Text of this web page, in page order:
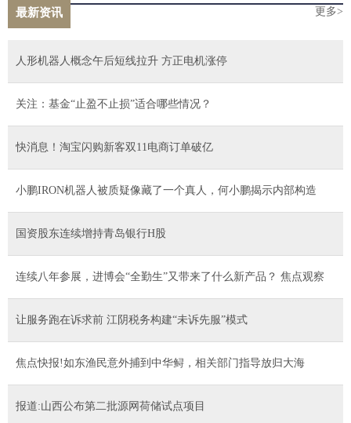
最新资讯 更多>
人形机器人概念午后短线拉升 方正电机涨停
关注：基金“止盈不止损”适合哪些情况？
快消息！淘宝闪购新客双11电商订单破亿
小鹏IRON机器人被质疑像藏了一个真人，何小鹏揭示内部构造
国资股东连续增持青岛银行H股
连续八年参展，进博会“全勤生”又带来了什么新产品？ 焦点观察
让服务跑在诉求前 江阴税务构建“未诉先服”模式
焦点快报!如东渔民意外捕到中华鲟，相关部门指导放归大海
报道:山西公布第二批源网荷储试点项目